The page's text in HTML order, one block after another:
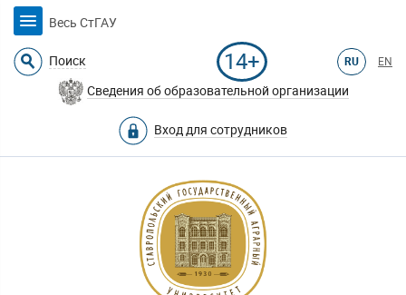
Весь СтГАУ
Поиск 14+ RU EN
Сведения об образовательной организации
Вход для сотрудников